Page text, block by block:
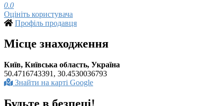
0.0
Оцініть користувача
Профіль продавця
Місце знаходження
Київ, Київська область, Україна
50.4716743391, 30.4530036793
Знайти на карті Google